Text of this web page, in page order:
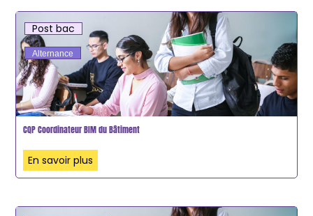
Post bac
Alternance
CQP Coordinateur BIM du Bâtiment
En savoir plus